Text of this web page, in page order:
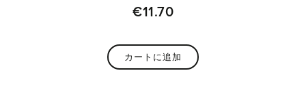
€11.70
カートに追加